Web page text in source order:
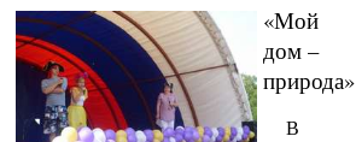
«Мой
дом –
природа»
В